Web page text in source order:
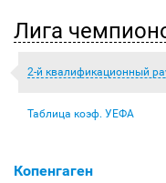
Лига
2-й квалификационный
Таблица коэф. УЕФА
Копенгаген